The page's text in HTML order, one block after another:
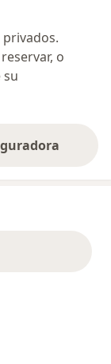
privados.
o
su